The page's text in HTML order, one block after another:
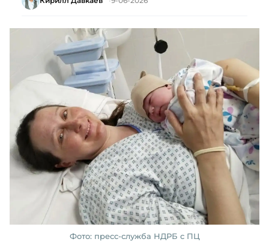
Фото: пресс-служба НДРБ с ПЦ